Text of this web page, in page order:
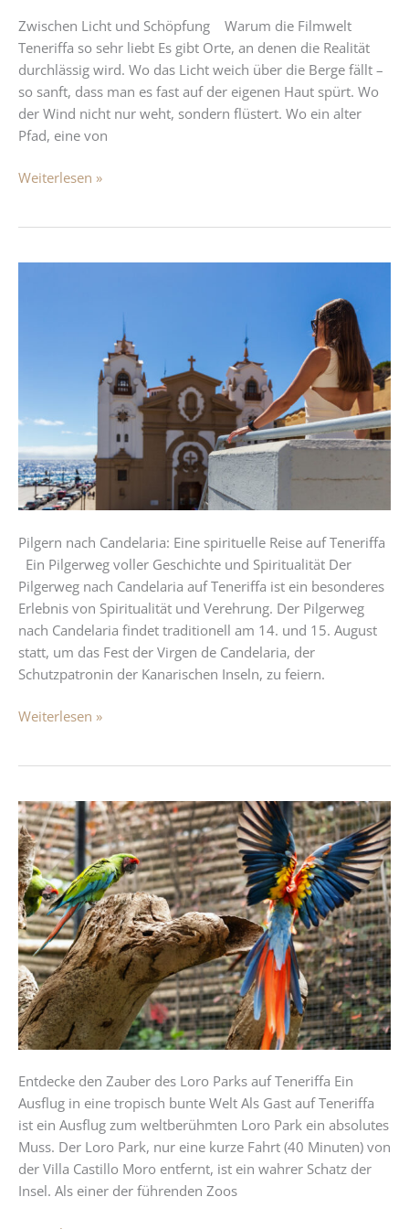
Zwischen Licht und Schöpfung Warum die Filmwelt
Teneriffa so sehr liebt Es gibt Orte, an denen die Realität
durchlässig wird. Wo das Licht weich über die Berge fällt –
so sanft, dass man es fast auf der eigenen Haut spürt. Wo
der Wind nicht nur weht, sondern flüstert. Wo ein alter
Pfad, eine von
Weiterlesen »
Pilgern nach Candelaria: Eine spirituelle Reise auf Teneriffa
Ein Pilgerweg voller Geschichte und Spiritualität Der
Pilgerweg nach Candelaria auf Teneriffa ist ein besonderes
Erlebnis von Spiritualität und Verehrung. Der Pilgerweg
nach Candelaria findet traditionell am 14. und 15. August
statt, um das Fest der Virgen de Candelaria, der
Schutzpatronin der Kanarischen Inseln, zu feiern.
Weiterlesen »
Entdecke den Zauber des Loro Parks auf Teneriffa Ein
Ausflug in eine tropisch bunte Welt Als Gast auf Teneriffa
ist ein Ausflug zum weltberühmten Loro Park ein absolutes
Muss. Der Loro Park, nur eine kurze Fahrt (40 Minuten) von
der Villa Castillo Moro entfernt, ist ein wahrer Schatz der
Insel. Als einer der führenden Zoos
Entdecke
den
Zauber
des
Loro
Parks
auf
Teneriffa